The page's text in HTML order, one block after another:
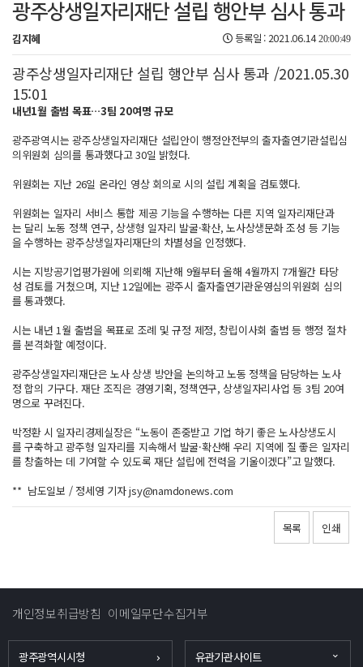
광주상생일자리재단 설립 행안부 심사 통과
김지혜 등록일 : 2021.06.1420:00:49
광주상생일자리재단 설립 행안부 심사 통과 /2021.05.30
15:01
내년1월 출범 목표…3팀 20여명 규모
광주광역시는 광주상생일자리재단 설립안이 행정안전부의 출자출연기관설립심
의위원회 심의를 통과했다고 30일 밝혔다.
위원회는 지난 26일 온라인 영상 회의로 시의 설립 계획을 검토했다.
위원회는 일자리 서비스 통합 제공 기능을 수행하는 다른 지역 일자리재단과
는 달리 노동 정책 연구, 상생형 일자리 발굴·확산, 노사상생문화 조성 등 기능
을 수행하는 광주상생일자리재단의 차별성을 인정했다.
시는 지방공기업평가원에 의뢰해 지난해 9월부터 올해 4월까지 7개월간 타당
성 검토를 거쳤으며, 지난 12일에는 광주시 출자출연기관운영심의위원회 심의
를 통과했다.
시는 내년 1월 출범을 목표로 조례 및 규정 제정, 창립이사회 출범 등 행정 절차
를 본격화할 예정이다.
광주상생일자리재단은 노사 상생 방안을 논의하고 노동 정책을 담당하는 노사
정 합의 기구다. 재단 조직은 경영기획, 정책연구, 상생일자리사업 등 3팀 20여
명으로 꾸려진다.
박정환 시 일자리경제실장은 “노동이 존중받고 기업 하기 좋은 노사상생도시
를 구축하고 광주형 일자리를 지속해서 발굴·확산해 우리 지역에 질 좋은 일자리
를 창출하는 데 기여할 수 있도록 재단 설립에 전력을 기울이겠다”고 말했다.
** 남도일보 / 정세영 기자 jsy@namdonews.com
목록 인쇄
개인정보취급방침 이메일무단수집거부
광주광역시시청 유관기관사이트